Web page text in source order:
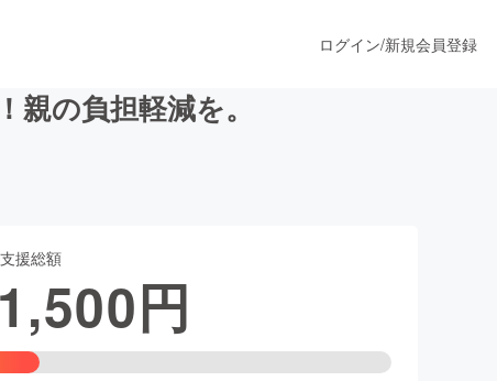
ファッション
ログイン/新規会員登録
の負担軽減を。
援総額
円